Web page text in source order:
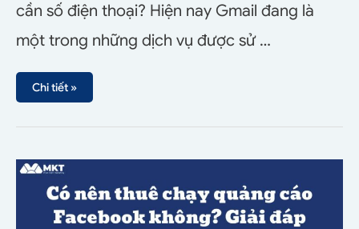
cần số điện thoại? Hiện nay Gmail đang là
một trong những dịch vụ được sử …
Chi tiết »